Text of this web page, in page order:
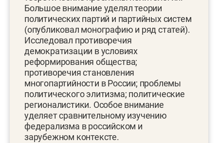
Большое внимание уделял теории
политических партий и партийных систем
(опубликовал монографию и ряд статей).
Исследовал противоречия
демократизации в условиях
реформирования общества;
противоречия становления
многопартийности в России; проблемы
политического элитизма; политические
регионалистики. Особое внимание
уделяет сравнительному изучению
федерализма в российском и
зарубежном контексте.